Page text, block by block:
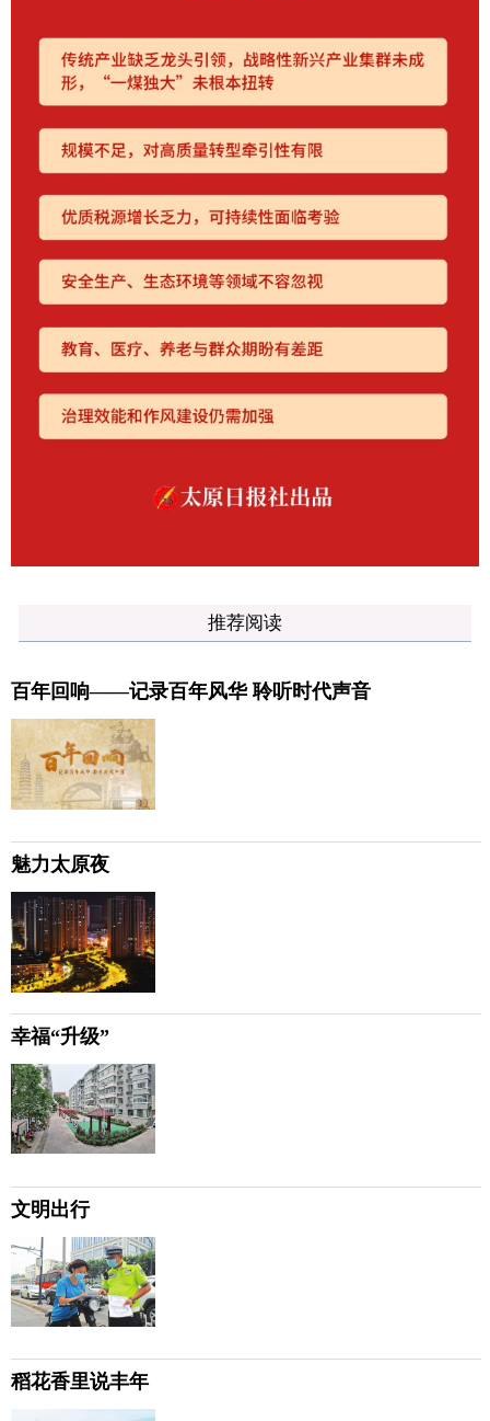
推荐阅读
百年回响——记录百年风华 聆听时代声音
魅力太原夜
幸福“升级”
文明出行
稻花香里说丰年